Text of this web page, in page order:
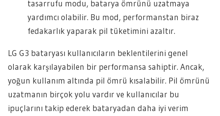
tasarrufu modu, batarya ömrünü uzatmaya
yardımcı olabilir. Bu mod, performanstan biraz
fedakarlık yaparak pil tüketimini azaltır.
LG G3 bataryası kullanıcıların beklentilerini genel
olarak karşılayabilen bir performansa sahiptir. Ancak,
yoğun kullanım altında pil ömrü kısalabilir. Pil ömrünü
uzatmanın birçok yolu vardır ve kullanıcılar bu
ipuçlarını takip ederek bataryadan daha iyi verim